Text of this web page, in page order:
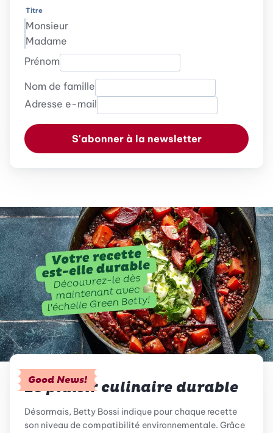
Titre
Monsieur
Madame
Prénom
Nom de famille
Adresse e-mail
S'abonner à la newsletter
Good News!
Le plaisir culinaire durable
Désormais, Betty Bossi indique pour chaque recette
son niveau de compatibilité environnementale. Grâce